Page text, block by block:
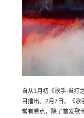
自从1月初《歌手·当打
目播出。2月7日，《歌
常有看点，除了首发歌